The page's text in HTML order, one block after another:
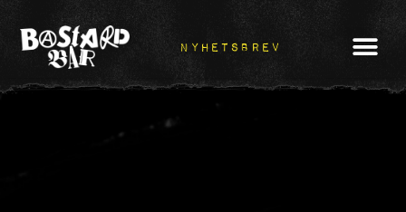
NYHETSBREV